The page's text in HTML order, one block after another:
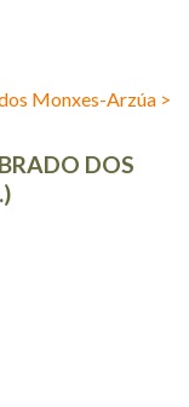
Monxes-Arzúa >
DOS